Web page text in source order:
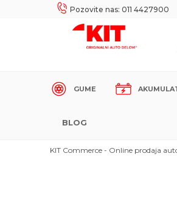
Pozovite nas: 011 4427900
SIGURNO PLAĆANJE
GUME
BLOG
KIT Commerce - Online prodaja